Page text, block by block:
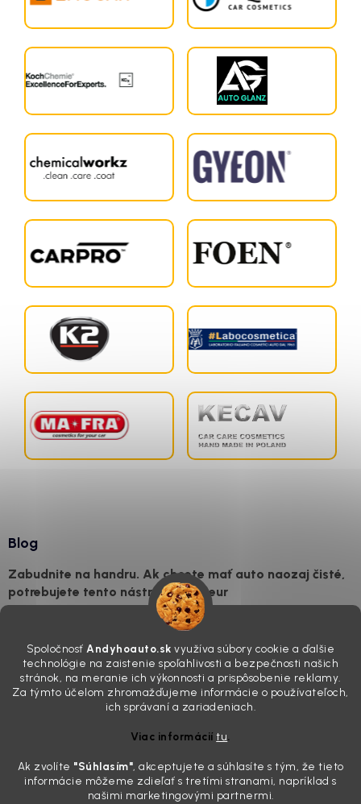
Spoločnosť Andyhoauto.sk využíva súbory cookie a ďalšie
technológie na zaistenie spoľahlivosti a bezpečnosti našich
stránok, na meranie ich výkonnosti a prispôsobenie reklamy.
Za týmto účelom zhromažďujeme informácie o používateľoch,
ich správaní a zariadeniach.
Viac informáciítu.
Ak zvolíte "Súhlasím", akceptujete a súhlasíte s tým, že tieto
informácie môžeme zdieľať s tretími stranami, napríklad s
našimi marketingovými partnermi.
Blog
Zabudnite na handru. Ak chcete mať auto naozaj čisté,
potrebujete tento nástroj za pár eur
„upratanom“ aute, no pri pohľade na palubnú dosku vás ide poraziť. V
mriežkach ventilácie, okolo tlačidiel a v švíkoch sedačiek na vás stále
drzo pozerá prach. Handra ani vysávač tam jednodu...
Detailing nemusí stáť výplatu: 5 kúskov autokozmetiky,
Sobotné ráno, káva v ruke a pred vami zaprášená kapota. Pre
niekoho nuda, pre nás najlepší relax. Lenže keď si v košíku spočítate